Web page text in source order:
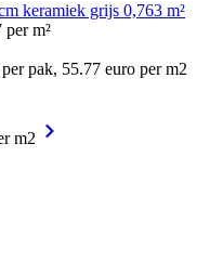
keramiek grijs 0,763 m²
per m²
pak, 55.77 euro per m2
m2